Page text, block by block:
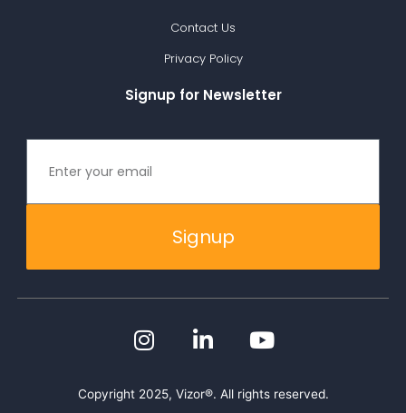
Contact Us
Privacy Policy
Signup for Newsletter
Signup
Copyright 2025, Vizor®. All rights reserved.